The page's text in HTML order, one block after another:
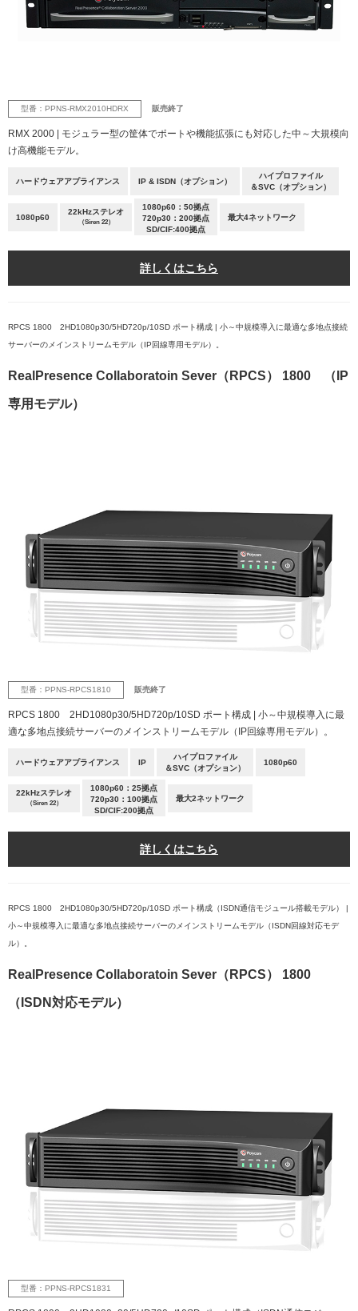
型番：PPNS-RMX2010HDRX 販売終了
RMX 2000 | モジュラー型の筐体でポートや機能拡張にも対応した中～大規模向
け高機能モデル。
ハードウェアアプライアンス IP & ISDN（オプション）
ハイプロファイル
＆SVC（オプション）
1080p60
22kHzステレオ
（Siren 22）
1080p60：50拠点
720p30：200拠点
SD/CIF:400拠点
最大4ネットワーク
詳しくはこちら
RPCS 1800 2HD1080p30/5HD720p/10SD ポート構成 | 小～中規模導入に最適な多地点接続
サーバーのメインストリームモデル（IP回線専用モデル）。
RealPresence Collaboratoin Sever（RPCS） 1800 （IP
専用モデル）
型番：PPNS-RPCS1810 販売終了
RPCS 1800 2HD1080p30/5HD720p/10SD ポート構成 | 小～中規模導入に最
適な多地点接続サーバーのメインストリームモデル（IP回線専用モデル）。
ハードウェアアプライアンス IP
ハイプロファイル
＆SVC（オプション）
1080p60
22kHzステレオ
（Siren 22）
1080p60：25拠点
720p30：100拠点
SD/CIF:200拠点
最大2ネットワーク
詳しくはこちら
RPCS 1800 2HD1080p30/5HD720p/10SD ポート構成（ISDN通信モジュール搭載モデル） |
小～中規模導入に最適な多地点接続サーバーのメインストリームモデル（ISDN回線対応モデ
ル）。
RealPresence Collaboratoin Sever（RPCS） 1800
（ISDN対応モデル）
型番：PPNS-RPCS1831